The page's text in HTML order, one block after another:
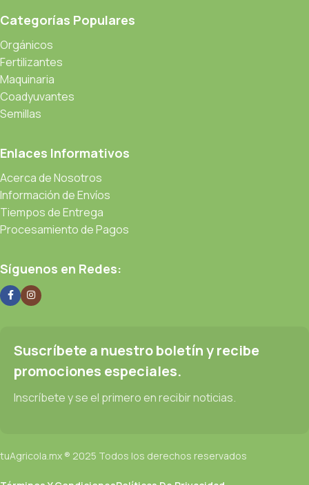
Categorías Populares
Orgánicos
Fertilizantes
Maquinaria
Coadyuvantes
Semillas
Enlaces Informativos
Acerca de Nosotros
Información de Envíos
Tiempos de Entrega
Procesamiento de Pagos
Síguenos en Redes:
Suscríbete a nuestro boletín y recibe
promociones especiales.
Inscríbete y se el primero en recibir noticias.
tuAgricola.mx ® 2025 Todos los derechos reservados